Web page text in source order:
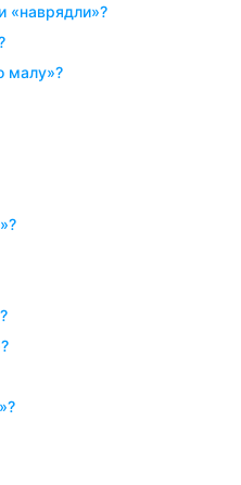
«наврядли»?
малу»?